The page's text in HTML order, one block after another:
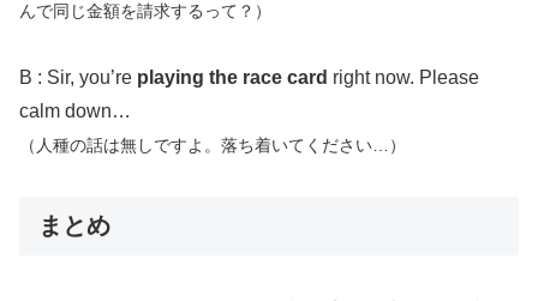
んで同じ金額を請求するって？）
B : Sir, you’re playing the race card right now. Please
calm down…
（人種の話は無しですよ。落ち着いてください…）
まとめ